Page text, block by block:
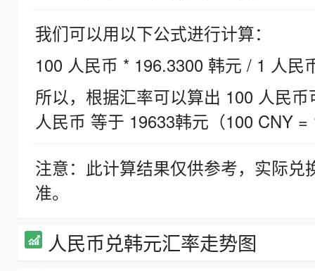
我们可以用以下公式进行计算：
100 人民币 * 196.3300 韩元 / 1 人民
所以，根据汇率可以算出 100 人民
人民币 等于 19633韩元（100 CNY =
注意：此计算结果仅供参考，实际
准。
人民币兑韩元汇率走势图